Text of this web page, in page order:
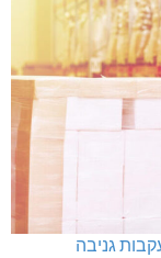
גניבה